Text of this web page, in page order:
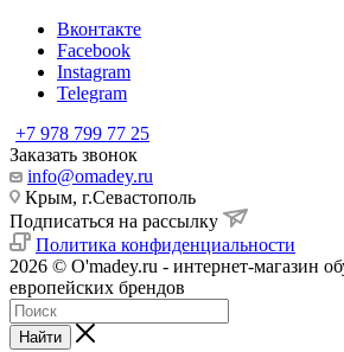
Вконтакте
Facebook
Instagram
Telegram
+7 978 799 77 25
Заказать звонок
info@omadey.ru
Крым, г.Севастополь
Подписаться на рассылку
Политика конфиденциальности
2026 © O'madey.ru - интернет-магазин
европейских брендов
Найти